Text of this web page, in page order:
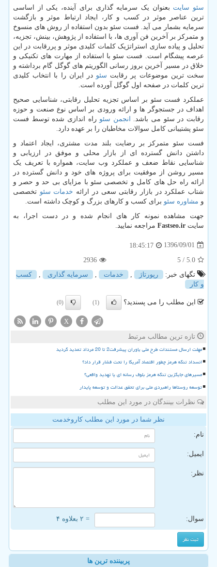
سئو سایت بعنوان یک سرمایه گذاری برای آینده، یکی از اساسی
ترین عناصر موثر در کسب و کار، ایجاد ارتباط موثر و بازگشت
سرمایه بشمار می آید. فست سئو بدون استفاده از روش های منسوخ
و متمرکز بر آخرین فن آوری ها، با استفاده از پژوهش، بینش، تجزیه،
تحلیل و پیاده سازی استراتژیک کلمات کلیدی موثر و پررقابت در این
عرصه پیشگام است. فست سئو با استفاده از مهارت های تکنیکی و
خلاق در مسیر آخرین بروز رسانی الگوریتم های گوگل گام برداشته و
سخت ترین موضوعات پر رقابت سئو در ایران را با انتخاب کلیدی
ترین کلمات در صفحه اول گوگل آورده است.
عملکرد فست سئو بر اساس تجزیه تحلیل رقابتی، شناسایی صحیح
اهداف در جستجوگر ها و ارائه ورودی بر اساس نوع صنعت و حوزه
رقابت در سئو می باشد.
انجمن سئو راه اندازی شده توسط فست
سئو پشتیبانی کامل سوالات مخاطبان را بر عهده دارد.
فست سئو متمرکز بر رضایت بلند مدت مشتری، ایجاد اعتماد و
داشتن دانش گسترده ای از بازار محلی و موفق در ارزیابی و
شناسایی نقاط ضعف و عملکرد وب سایت، همواره با تعریف یک
مسیر روشن از موفقیت برای پروژه های خود و دانش گسترده در
ارائه راه حل های کامل و تخصصی سئو با مزایای بی حد و حصر و
شتاب عملکرد در بازار رقابتی سعی در ارائه خدمات سئو تخصصی
و مشاوره سئو برای کسب و کارهای بزرگ و کوچک داشته است.
جهت مشاهده نمونه کار های انجام شده و در دست اجرا، به
سایت Fastseo.ir مراجعه نمایید.
1396/09/01
18:45:17
5.0
/ 5
2936
تگهای خبر:
رپورتاژ خدمات سرمایه گذاری
كسب
و كار
این مطلب را می پسندید؟ (1)
(0)
X
تازه ترین مطالب مرتبط
مهلت ارسال مستندات طرح ملی یاوران پیشرفت2 تا 20 مرداد تمدید گردید
انسداد تنگه هرمز چطور اقتصاد آمریکا را تحت فشار قرار داد؟
مسیرهای جایگزین تنگه هرمز بلوف رسانه ای یا تهدید واقعی؟
توسعه روستاها راهبردی ملی برای تحقق عدالت و توسعه پایدار
نظرات بینندگان در مورد این مطلب
نظر شما در مورد این مطلب کاروخدمت
نام:
ایمیل:
نظر:
سوال: = ۲ بعلاوه ۴
پربیننده ترین ها